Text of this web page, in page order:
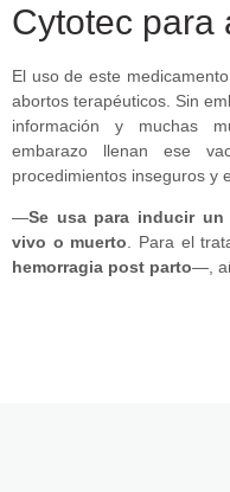
Cytotec para
El uso de este
abortos terapéuticos. Sin
información y muchas
embarazo llenan ese
procedimientos inseguros y
—Se usa para inducir
vivo o muerto . Para el
hemorragia post parto—,